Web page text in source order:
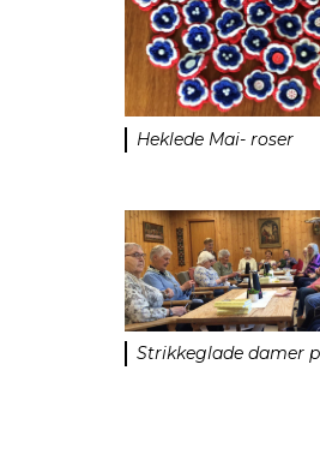
Heklede Mai- roser
Strikkeglade damer